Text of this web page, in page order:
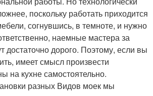
поскольку работать приходится
согнувшись, в темноте, и нужно
наемные мастера за
достаточно дорого. Поэтому, если вы
имеет смысл произвести
на кухне самостоятельно.
разных Видов моек мы